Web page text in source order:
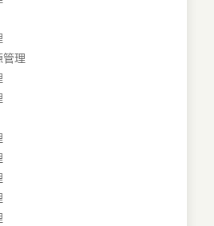
管理